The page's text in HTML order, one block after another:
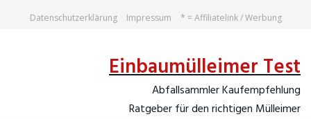
Datenschutzerklärung Impressum * = Affiliatelink / Werbung
Einbaumülleimer Test
Abfallsammler Kaufempfehlung
Ratgeber für den richtigen Mülleimer